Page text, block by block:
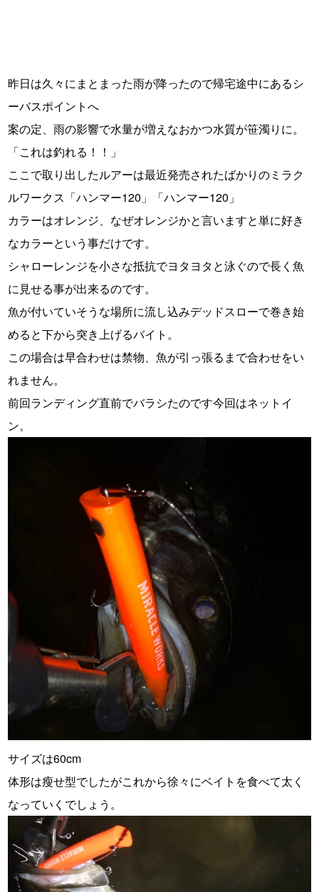
昨日は久々にまとまった雨が降ったので帰宅途中にあるシ
ーバスポイントへ
案の定、雨の影響で水量が増えなおかつ水質が笹濁りに。
「これは釣れる！！」
ここで取り出したルアーは最近発売されたばかりのミラク
ルワークス「ハンマー120」「ハンマー120」
カラーはオレンジ、なぜオレンジかと言いますと単に好き
なカラーという事だけです。
シャローレンジを小さな抵抗でヨタヨタと泳ぐので長く魚
に見せる事が出来るのです。
魚が付いていそうな場所に流し込みデッドスローで巻き始
めると下から突き上げるバイト。
この場合は早合わせは禁物、魚が引っ張るまで合わせをい
れません。
前回ランディング直前でバラシたのです今回はネットイ
ン。
サイズは60cm
体形は瘦せ型でしたがこれから徐々にベイトを食べて太く
なっていくでしょう。